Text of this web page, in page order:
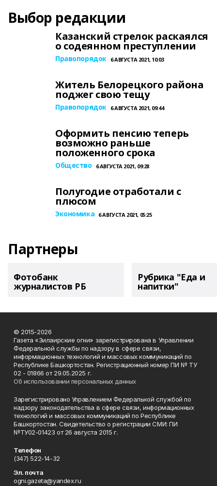
Выбор редакции
Казанский стрелок раскаялся
о содеянном преступлении
Правопорядок 6 АВГУСТА 2021, 10:03
Житель Белорецкого района
поджег свою тещу
Правопорядок 6 АВГУСТА 2021, 09:44
Оформить пенсию теперь
возможно раньше
положенного срока
Общество 6 АВГУСТА 2021, 09:28
Полугодие отработали с
плюсом
Экономика 6 АВГУСТА 2021, 05:25
Партнеры
Фотобанк
журналистов РБ
Рубрика "Еда и
напитки"
© 2015-2026
Газета «Зилаирские огни» зарегистрирована в Управлении
Федеральной службы по надзору в сфере связи,
информационных технологий и массовых коммуникаций по
Республике Башкортостан. Регистрационный номер ПИ № ТУ
02 - 01866 от 29.05.2025 г.
Об использовании персональных данных
Зарегистрировано Управлением Федеральной службой по
надзору законодательства в сфере связи, информационных
технологий и массовых коммуникаций по Республике
Башкортостан. Свидетельство о регистрации СМИ: ПИ
№ТУ02-01423 от 26 августа 2015 г.
Телефон
(347) 522-14-32
Эл. почта
ogni.gazeta@yandex.ru